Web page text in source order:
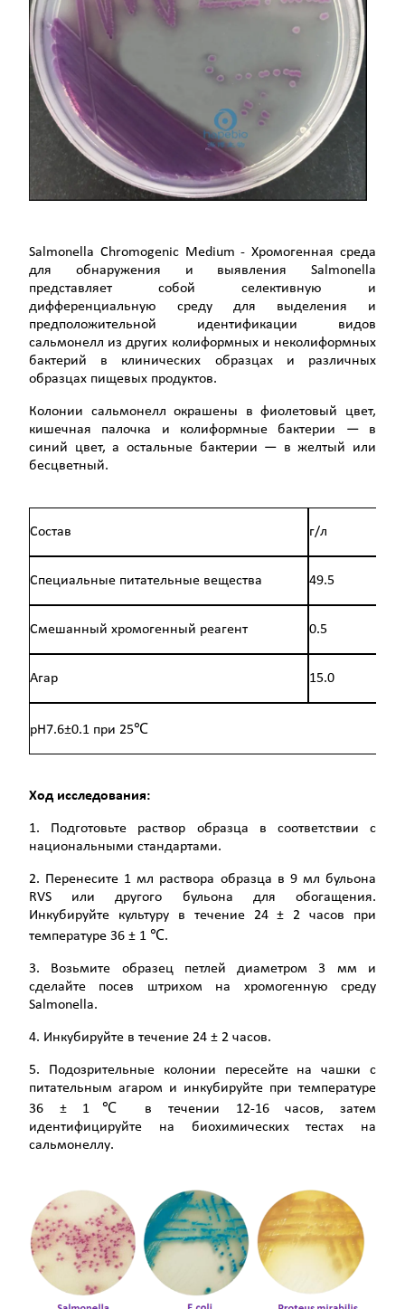
Salmonella Chromogenic Medium - Хромогенная среда
для обнаружения и выявления Salmonella
представляет собой селективную и
дифференциальную среду для выделения и
предположительной идентификации видов
сальмонелл из других колиформных и неколиформных
бактерий в клинических образцах и различных
образцах пищевых продуктов.
Колонии сальмонелл окрашены в фиолетовый цвет,
кишечная палочка и колиформные бактерии — в
синий цвет, а остальные бактерии — в желтый или
бесцветный.
Состав г/л
Специальные питательные вещества 49.5
Смешанный хромогенный реагент 0.5
Агар 15.0
pH7.6±0.1 при 25℃
Ход исследования:
1. Подготовьте раствор образца в соответствии с
национальными стандартами.
2. Перенесите 1 мл раствора образца в 9 мл бульона
RVS или другого бульона для обогащения.
Инкубируйте культуру в течение 24 ± 2 часов при
температуре 36 ± 1 ℃.
3. Возьмите образец петлей диаметром 3 мм и
сделайте посев штрихом на хромогенную среду
Salmonella.
4. Инкубируйте в течение 24 ± 2 часов.
5. Подозрительные колонии пересейте на чашки с
питательным агаром и инкубируйте при температуре
36 ± 1℃ в течении 12-16 часов, затем
идентифицируйте на биохимических тестах на
сальмонеллу.